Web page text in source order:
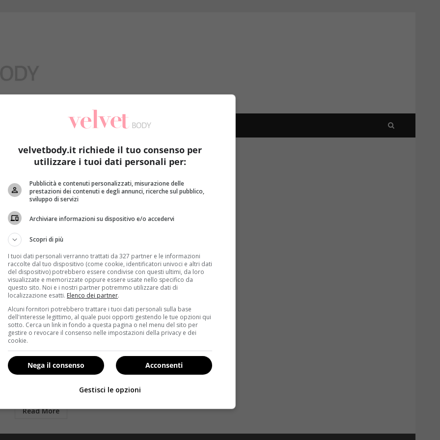
Dolci & Dessert
Ricette per la Festa della Mamma: preparare un
plumcake alle fragole
Redazione 10 Maggio 2015
A volte c’è chi si dimentica della Festa della Mamma!
Mentre per quella del Papà c’è il...
Read More
velvetbody.it richiede il tuo consenso per
utilizzare i tuoi dati personali per:
Pubblicità e contenuti personalizzati, misurazione delle
prestazioni dei contenuti e degli annunci, ricerche sul pubblico,
sviluppo di servizi
Archiviare informazioni su dispositivo e/o accedervi
Scopri di più
I tuoi dati personali verranno trattati da 327 partner e le informazioni
raccolte dal tuo dispositivo (come cookie, identificatori univoci e altri dati
del dispositivo) potrebbero essere condivise con questi ultimi, da loro
visualizzate e memorizzate oppure essere usate nello specifico da
questo sito. Noi e i nostri partner potremmo utilizzare dati di
localizzazione esatti. Elenco dei partner.
Alcuni fornitori potrebbero trattare i tuoi dati personali sulla base
dell'interesse legittimo, al quale puoi opporti gestendo le tue opzioni qui
sotto. Cerca un link in fondo a questa pagina o nel menu del sito per
gestire o revocare il consenso nelle impostazioni della privacy e dei
cookie.
Acconsenti
Nega il consenso
Gestisci le opzioni